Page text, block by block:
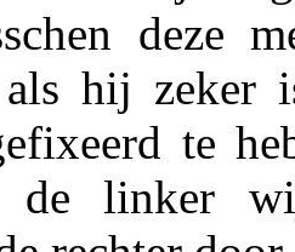
deze
hij zeker
te
de linker